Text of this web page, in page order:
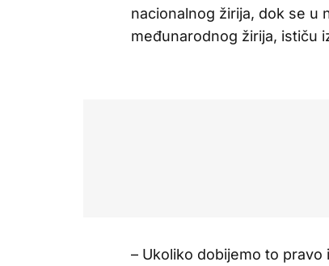
nacionalnog žirija, dok se u
međunarodnog žirija, ističu
– Ukoliko dobijemo to